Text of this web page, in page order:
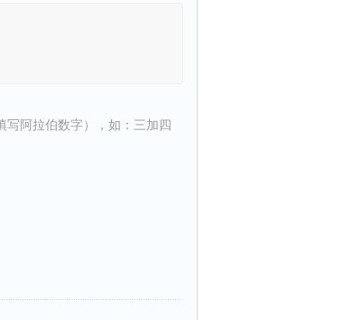
写阿拉伯数字），如：三加四